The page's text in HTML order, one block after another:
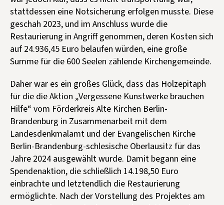
stattdessen eine Notsicherung erfolgen musste. Diese
geschah 2023, und im Anschluss wurde die
Restaurierung in Angriff genommen, deren Kosten sich
auf 24.936,45 Euro belaufen würden, eine große
Summe für die 600 Seelen zählende Kirchengemeinde.
Daher war es ein großes Glück, dass das Holzepitaph
für die die Aktion „Vergessene Kunstwerke brauchen
Hilfe“ vom Förderkreis Alte Kirchen Berlin-
Brandenburg in Zusammenarbeit mit dem
Landesdenkmalamt und der Evangelischen Kirche
Berlin-Brandenburg-schlesische Oberlausitz für das
Jahre 2024 ausgewählt wurde. Damit begann eine
Spendenaktion, die schließlich 14.198,50 Euro
einbrachte und letztendlich die Restaurierung
ermöglichte. Nach der Vorstellung des Projektes am